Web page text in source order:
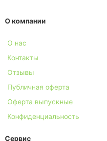
О компании
О нас
Контакты
Отзывы
Публичная оферта
Оферта выпускные
Конфиденциальность
Сервис